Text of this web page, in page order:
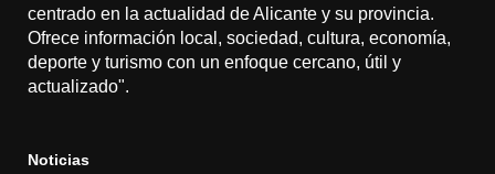
centrado en la actualidad de Alicante y su provincia.
Ofrece información local, sociedad, cultura, economía,
deporte y turismo con un enfoque cercano, útil y
actualizado".
Noticias